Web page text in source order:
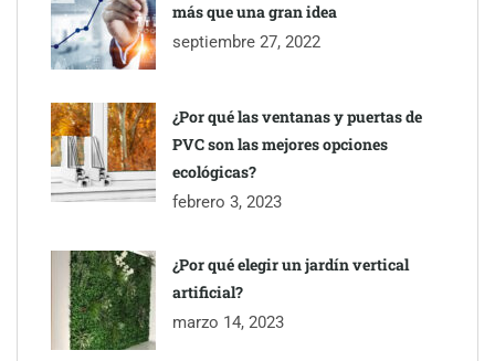
más que una gran idea
septiembre 27, 2022
¿Por qué las ventanas y puertas de
PVC son las mejores opciones
ecológicas?
febrero 3, 2023
¿Por qué elegir un jardín vertical
artificial?
marzo 14, 2023